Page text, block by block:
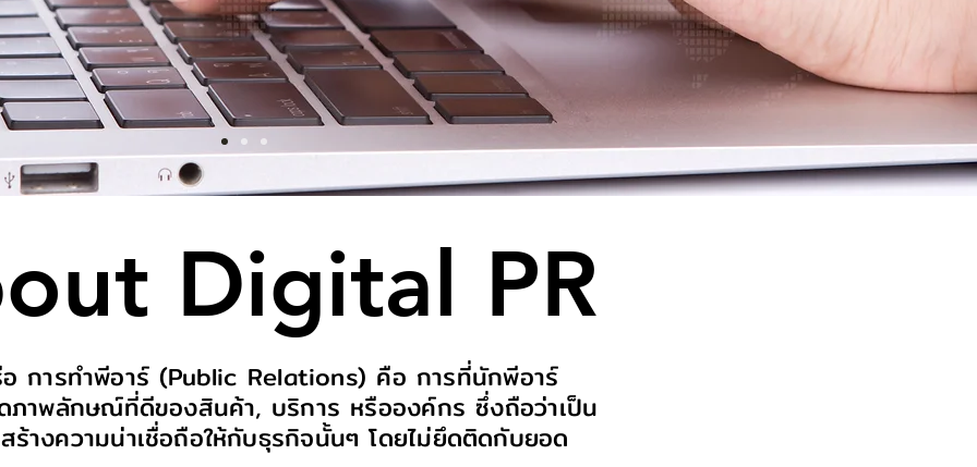
Digital PR
การทำพีอาร์ (Public Relations) คือ การที่นักพีอาร์
ดภาพลักษณ์ที่ดีของสินค้า, บริการ หรือองค์กร ซึ่งถือว่าเป็น
ร้างความน่าเชื่อถือให้กับธุรกิจนั้นๆ โดยไม่ยึดติดกับยอด